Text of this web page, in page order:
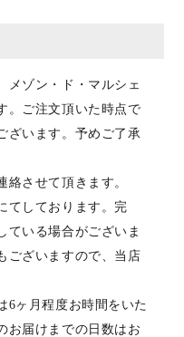
メゾン・ド・マルシェ
。ご注文頂いた時点で
ざいます。予めご了承
絡させて頂きます。
てしております。完
ている場合がございま
ございますので、当店
6ヶ月程度お時間をいた
お届けまでの日数はお